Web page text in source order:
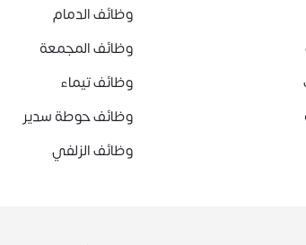
وظائف الدمام
وظائف المجمعة
وظائف تيماء
وظائف حوطة سدير
وظائف الزلفي